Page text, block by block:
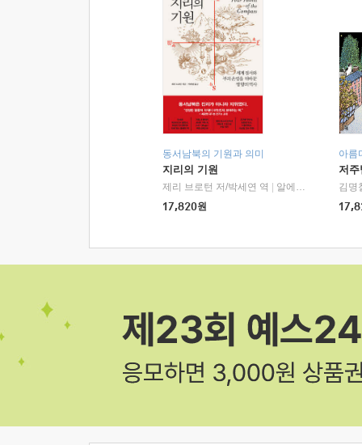
동서남북의 기원과 의미
지리의 기원
제리 브로턴 저/박세연 역
알에이치코리아(RHK)
17,820원
아름
저
김명